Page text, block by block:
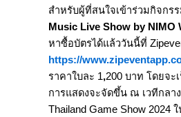
สำหรับผู้ที่สนใจเข้าร่วมกิจกรร
Music Live Show by NIMO
หาซื้อบัตรได้แล้ววันนี้ที่
https://
ราคาใบละ 1,200 บาท โดยจ
การแสดงจะจัดขึ้น ณ เวทีกลา
Thailand Game Show 2024